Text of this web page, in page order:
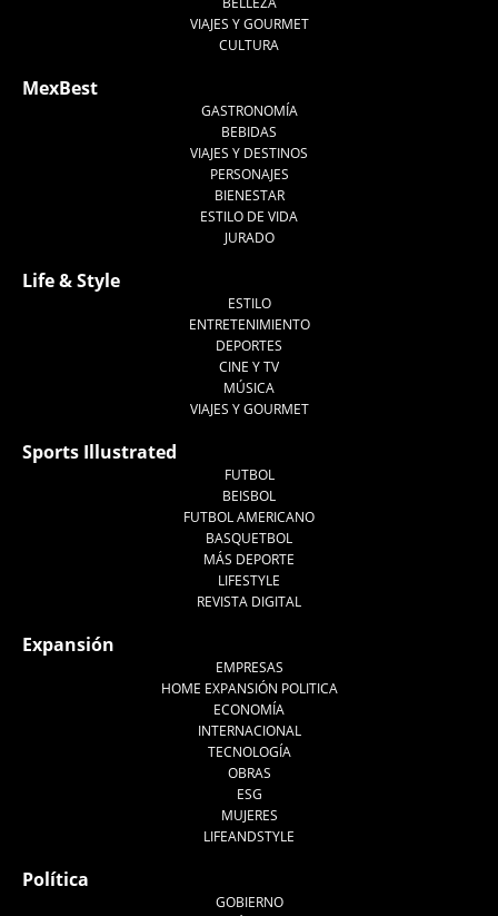
VIAJES Y GOURMET
CULTURA
MexBest
GASTRONOMÍA
BEBIDAS
VIAJES Y DESTINOS
PERSONAJES
BIENESTAR
ESTILO DE VIDA
JURADO
Life & Style
ESTILO
ENTRETENIMIENTO
DEPORTES
CINE Y TV
MÚSICA
VIAJES Y GOURMET
Sports Illustrated
FUTBOL
BEISBOL
FUTBOL AMERICANO
BASQUETBOL
MÁS DEPORTE
LIFESTYLE
REVISTA DIGITAL
Expansión
EMPRESAS
HOME EXPANSIÓN POLITICA
ECONOMÍA
INTERNACIONAL
TECNOLOGÍA
OBRAS
ESG
MUJERES
LIFEANDSTYLE
Política
GOBIERNO